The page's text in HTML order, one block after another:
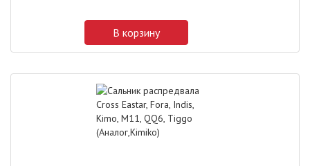
В корзину